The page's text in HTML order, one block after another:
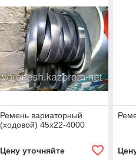
Ремень вариаторный
(ходовой) 45х22-4000
Цену уточняйте